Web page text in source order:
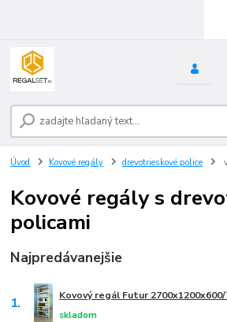
Úvod Kovové regály drevotrieskové police
Kovové regály s
policami
Najpredávanejšie
1. Kovový regál Futur
skladom